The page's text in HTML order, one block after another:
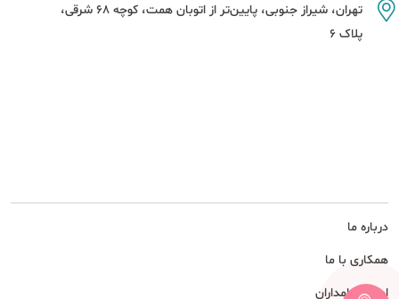
درباره ما
همکاری با ما
امور سهامداران
تهران، شیراز جنوبی، پایین‌تر از اتوبان همت، کوچه 68 شرقی،
پلاک 6